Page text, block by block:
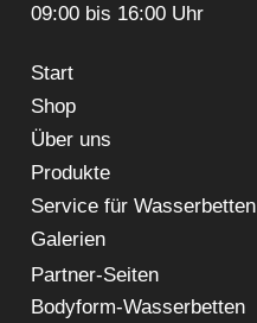
09:00 bis 16:00 Uhr
Start
Shop
Über uns
Produkte
Service für Wasserbetten
Galerien
Partner-Seiten
Bodyform-Wasserbetten